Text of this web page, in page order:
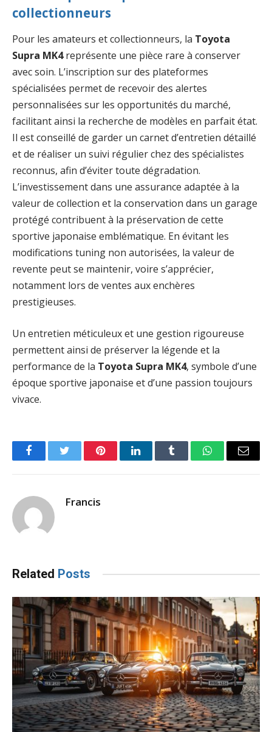
collectionneurs
Pour les amateurs et collectionneurs, la Toyota
Supra MK4représente une pièce rare à conserver
avec soin. L’inscription sur des plateformes
spécialisées permet de recevoir des alertes
personnalisées sur les opportunités du marché,
facilitant ainsi la recherche de modèles en parfait état.
Il est conseillé de garder un carnet d’entretien détaillé
et de réaliser un suivi régulier chez des spécialistes
reconnus, afin d’éviter toute dégradation.
L’investissement dans une assurance adaptée à la
valeur de collection et la conservation dans un garage
protégé contribuent à la préservation de cette
sportive japonaise emblématique. En évitant les
modifications tuning non autorisées, la valeur de
revente peut se maintenir, voire s’apprécier,
notamment lors de ventes aux enchères
prestigieuses.
Un entretien méticuleux et une gestion rigoureuse
permettent ainsi de préserver la légende et la
performance de la Toyota Supra MK4, symbole d’une
époque sportive japonaise et d’une passion toujours
vivace.
FacebookTwitter PinterestLinkedInTumblr WhatsAppEmail
Francis
Related Posts